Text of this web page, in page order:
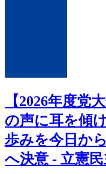
【2026年度党
の声に耳を傾
歩みを今日か
へ決意 - 立憲